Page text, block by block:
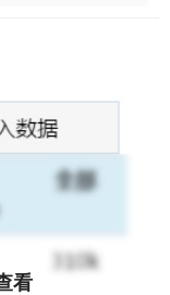
customization, and
看